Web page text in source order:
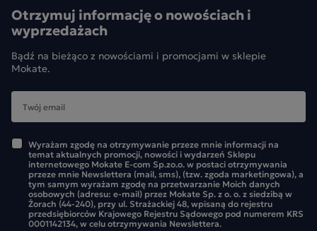
Otrzymuj informację o nowościach i
wyprzedażach
Bądź na bieżąco z nowościami i promocjami w sklepie
Mokate.
Wyrażam zgodę na otrzymywanie przeze mnie informacji na
temat aktualnych promocji, nowości i wydarzeń Sklepu
internetowego Mokate E-com Sp.zo.o. w postaci otrzymywania
przeze mnie Newslettera (mail, sms), (tzw. zgoda marketingowa), a
tym samym wyrażam zgodę na przetwarzanie Moich danych
osobowych (adresu: e-mail) przez Mokate Sp. z o. o. z siedzibą w
Żorach (44-240), przy ul. Strażackiej 48, wpisaną do rejestru
przedsiębiorców Krajowego Rejestru Sądowego pod numerem KRS
0001142134, w celu otrzymywania Newslettera.